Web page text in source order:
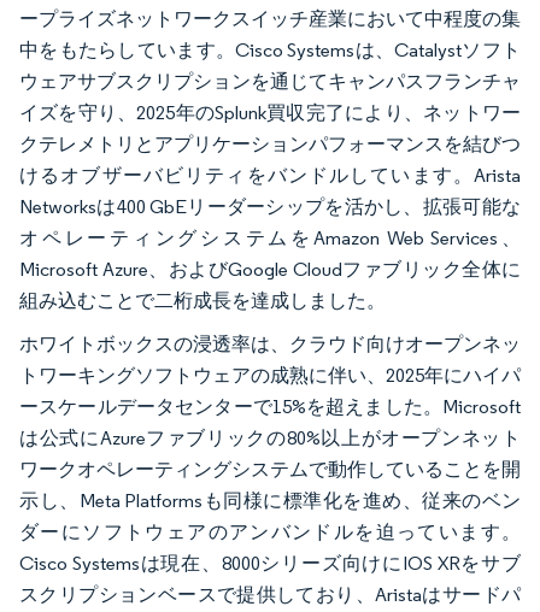
ープライズネットワークスイッチ産業において中程度の集
中をもたらしています。Cisco Systemsは、Catalystソフト
ウェアサブスクリプションを通じてキャンパスフランチャ
イズを守り、2025年のSplunk買収完了により、ネットワー
クテレメトリとアプリケーションパフォーマンスを結びつ
けるオブザーバビリティをバンドルしています。Arista
Networksは400 GbEリーダーシップを活かし、拡張可能な
オペレーティングシステムをAmazon Web Services、
Microsoft Azure、およびGoogle Cloudファブリック全体に
組み込むことで二桁成長を達成しました。
ホワイトボックスの浸透率は、クラウド向けオープンネッ
トワーキングソフトウェアの成熟に伴い、2025年にハイパ
ースケールデータセンターで15%を超えました。Microsoft
は公式にAzureファブリックの80%以上がオープンネット
ワークオペレーティングシステムで動作していることを開
示し、Meta Platformsも同様に標準化を進め、従来のベン
ダーにソフトウェアのアンバンドルを迫っています。
Cisco Systemsは現在、8000シリーズ向けにIOS XRをサブ
スクリプションベースで提供しており、Aristaはサードパ